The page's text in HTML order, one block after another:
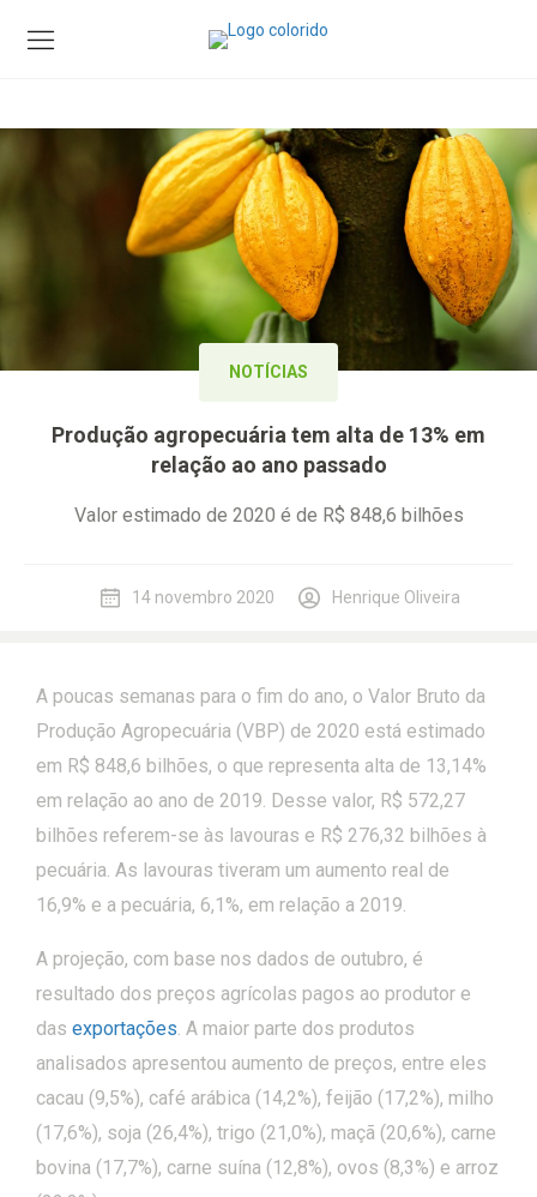
NOTÍCIAS
Produção agropecuária tem alta de 13% em
relação ao ano passado
Valor estimado de 2020 é de R$ 848,6 bilhões
14 novembro 2020 Henrique Oliveira
A poucas semanas para o fim do ano, o Valor Bruto da
Produção Agropecuária (VBP) de 2020 está estimado
em R$ 848,6 bilhões, o que representa alta de 13,14%
em relação ao ano de 2019. Desse valor, R$ 572,27
bilhões referem-se às lavouras e R$ 276,32 bilhões à
pecuária. As lavouras tiveram um aumento real de
16,9% e a pecuária, 6,1%, em relação a 2019.
A projeção, com base nos dados de outubro, é
resultado dos preços agrícolas pagos ao produtor e
das exportações. A maior parte dos produtos
analisados apresentou aumento de preços, entre eles
cacau (9,5%), café arábica (14,2%), feijão (17,2%), milho
(17,6%), soja (26,4%), trigo (21,0%), maçã (20,6%), carne
bovina (17,7%), carne suína (12,8%), ovos (8,3%) e arroz